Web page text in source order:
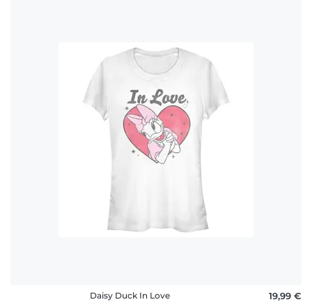
Daisy Duck In Love
19,99 €